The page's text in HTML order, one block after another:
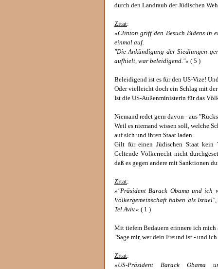
durch den Landraub der Jüdischen
Zitat:
»Clinton griff den Besuch Bidens in
einmal auf.
"Die Ankündigung der Siedlungen
aufhielt, war beleidigend."« ( 5 )
Beleidigend ist es für den US-Vize!
Oder vielleicht doch ein Schlag mit
Ist die US-Außenministerin für das
Niemand redet gern davon - aus
Weil es niemand wissen soll, welche
auf sich und ihren Staat laden.
Gilt für einen Jüdischen Staat kein
Geltende Völkerrecht nicht
daß es gegen andere mit Sanktionen
Zitat:
»"Präsident Barack Obama und ich
Völkergemeinschaft haben als
Tel Aviv.« ( 1 )
Mit tiefem Bedauern erinnere ich mich
"Sage mir, wer dein Freund ist - und
Zitat:
»US-Präsident Barack